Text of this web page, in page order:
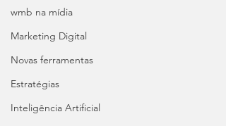
wmb na mídia
Marketing Digital
Novas ferramentas
Estratégias
Inteligência Artificial